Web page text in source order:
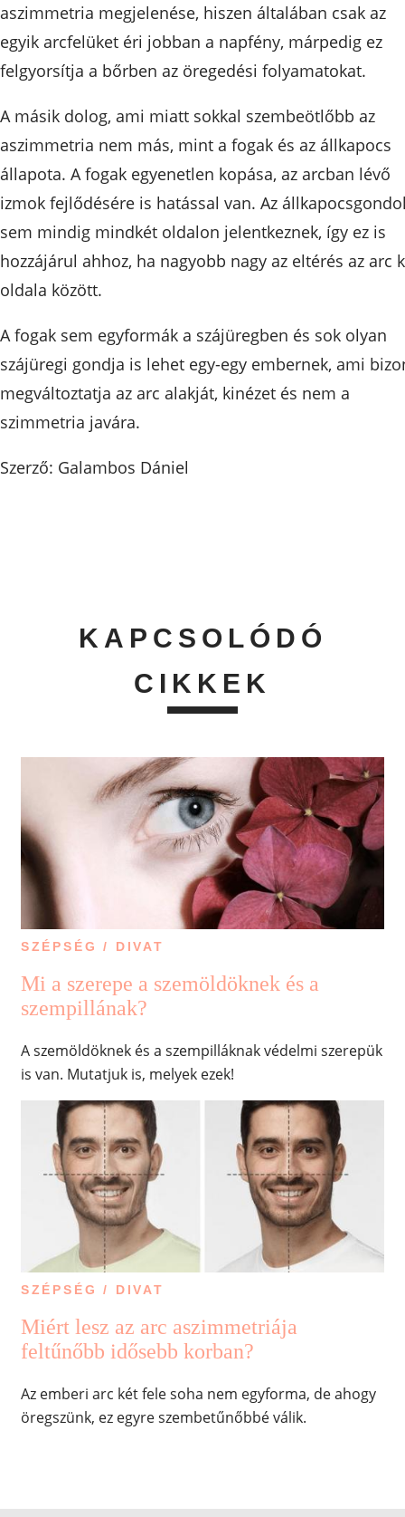
aszimmetria megjelenése, hiszen általában csak az
egyik arcfelüket éri jobban a napfény, márpedig ez
felgyorsítja a bőrben az öregedési folyamatokat.
A másik dolog, ami miatt sokkal szembeötlőbb az
aszimmetria nem más, mint a fogak és az állkapocs
állapota. A fogak egyenetlen kopása, az arcban lévő
izmok fejlődésére is hatással van. Az
sem mindig mindkét oldalon jelentkeznek, így ez is
hozzájárul ahhoz, ha nagyobb nagy az eltérés az arc
oldala között.
A fogak sem egyformák a szájüregben és sok olyan
szájüregi gondja is lehet egy-egy embernek, ami
megváltoztatja az arc alakját, kinézet és nem a
szimmetria javára.
Szerző: Galambos Dániel
KAPCSOLÓDÓ
CIKKEK
SZÉPSÉG / DIVAT
Mi a szerepe a szemöldöknek és a
szempillának?
A szemöldöknek és a szempilláknak védelmi szerepük
is van. Mutatjuk is, melyek ezek!
SZÉPSÉG / DIVAT
Miért lesz az arc aszimmetriája
feltűnőbb idősebb korban?
Az emberi arc két fele soha nem egyforma, de ahogy
öregszünk, ez egyre szembetűnőbbé válik.